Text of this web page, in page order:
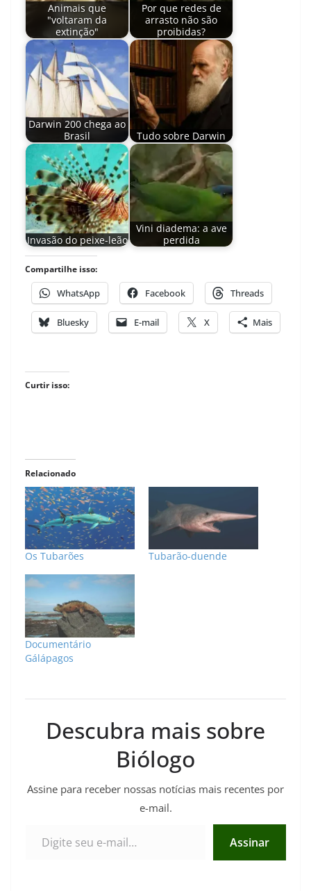
Animais que
"voltaram da
extinção"
Por que redes de
arrasto não são
proibidas?
Darwin 200 chega ao
Brasil
Tudo sobre Darwin
Invasão do peixe-leão
Vini diadema: a ave
perdida
Compartilhe isso:
WhatsApp Facebook Threads
Bluesky E-mail X Mais
Curtir isso:
Relacionado
Os Tubarões Tubarão-duende
Documentário
Gálápagos
Descubra mais sobre
Biólogo
Assine para receber nossas notícias mais recentes por
e-mail.
Assinar